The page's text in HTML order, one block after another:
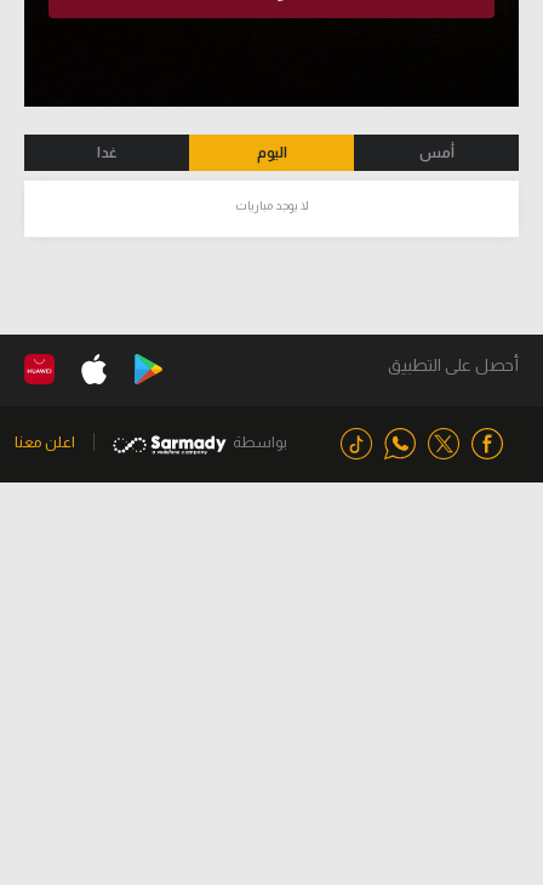
أمس اليوم غدا
لا يوجد مباريات
أحصل على التطبيق
بواسطة اعلن معنا